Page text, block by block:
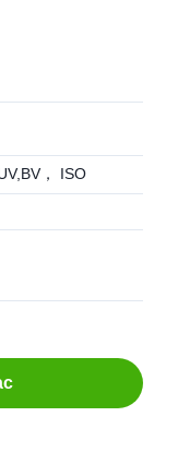
， ISO